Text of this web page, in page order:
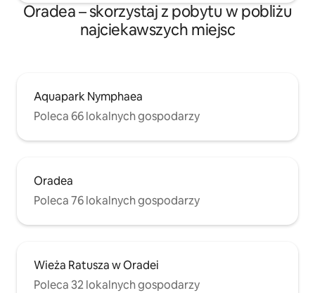
Oradea – skorzystaj z pobytu w pobliżu
najciekawszych miejsc
Aquapark Nymphaea
Poleca 66 lokalnych gospodarzy
Oradea
Poleca 76 lokalnych gospodarzy
Wieża Ratusza w Oradei
Poleca 32 lokalnych gospodarzy